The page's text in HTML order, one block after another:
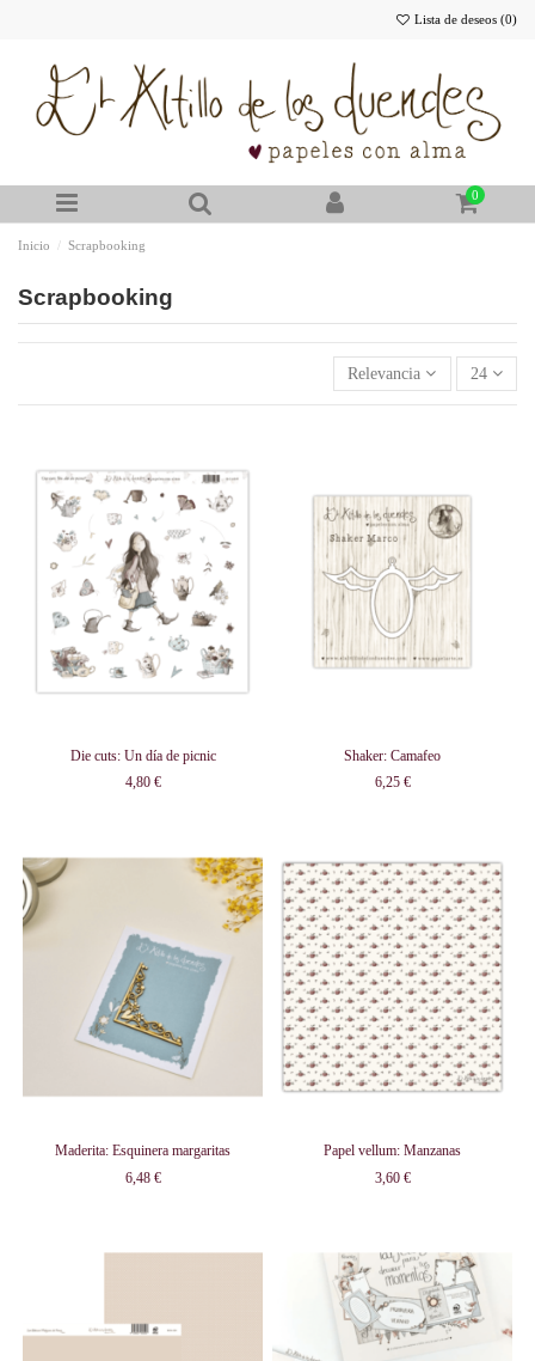
Lista de deseos (0)
0
Inicio Scrapbooking
Scrapbooking
Relevancia 24
Die cuts: Un día de picnic
4,80 €
Shaker: Camafeo
6,25 €
Maderita: Esquinera margaritas
6,48 €
Papel vellum: Manzanas
3,60 €